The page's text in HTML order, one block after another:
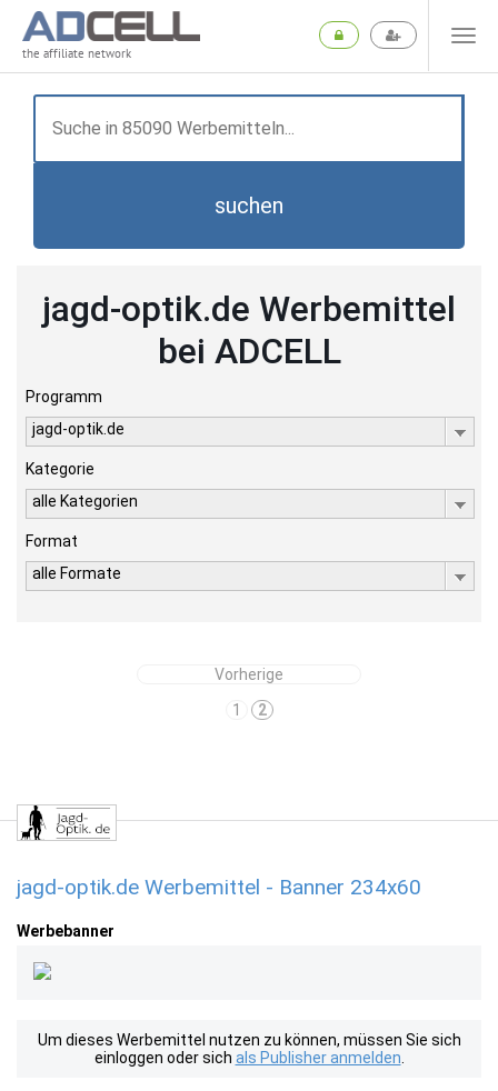
the affiliate network
suchen
jagd-optik.de Werbemittel
bei ADCELL
Programm
jagd-optik.de
Kategorie
alle Kategorien
Format
alle Formate
Vorherige
1
2
jagd-optik.de Werbemittel - Banner 234x60
Werbebanner
Um dieses Werbemittel nutzen zu können, müssen Sie sich
einloggen oder sich als Publisher anmelden